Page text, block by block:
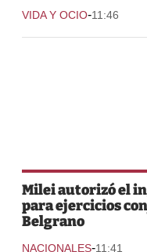
VIDA Y OCIO-11:46
Milei autorizó el
para ejercicios
Belgrano
NACIONALES-11:41